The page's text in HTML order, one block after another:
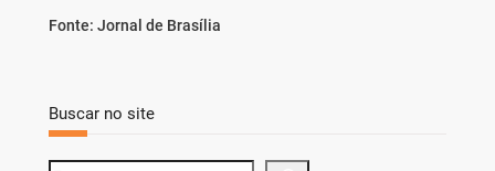
Fonte: Jornal de Brasília
Buscar no site